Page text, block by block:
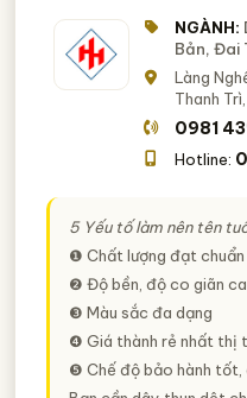
NGÀNH:
Bản, Đai
Làng
Thanh Trì,
0981
Hotline:
5 Yếu tố làm nên tên
❶ Chất lượng đạt
❷ Độ bền, độ co giãn
❸ Màu sắc đa dạng
❹ Giá thành rẻ nhất thị
❺ Chế độ bảo hành tốt,